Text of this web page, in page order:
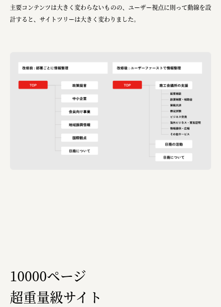
主要コンテンツは大きく変わらないものの、ユーザー視点に則って動線を設
計すると、サイトツリーは大きく変わりました。
10000ページ
超重量級サイト